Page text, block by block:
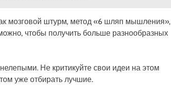
мозговой штурм‚ метод «6 шляп мышления»‚
чтобы получить больше разнообразных
Не критикуйте свои идеи на этом
уже отбирать лучшие.